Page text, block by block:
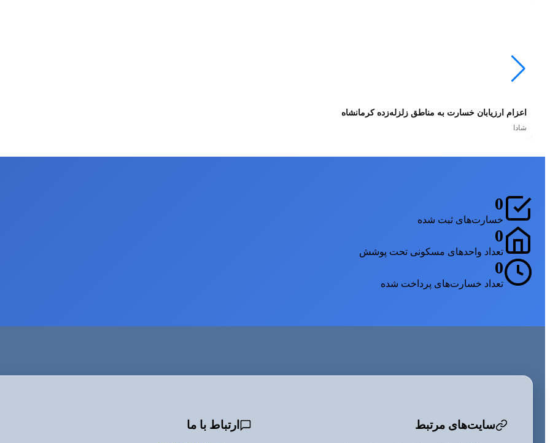
اعزام ارزیابان خسارت به مناطق زلزله‌زده کرمانشاه
شادا
0
خسارت‌های ثبت شده
0
تعداد واحدهای مسکونی تحت پوشش
0
تعداد خسارت‌های پرداخت شده
سایت‌های مرتبط ارتباط با ما